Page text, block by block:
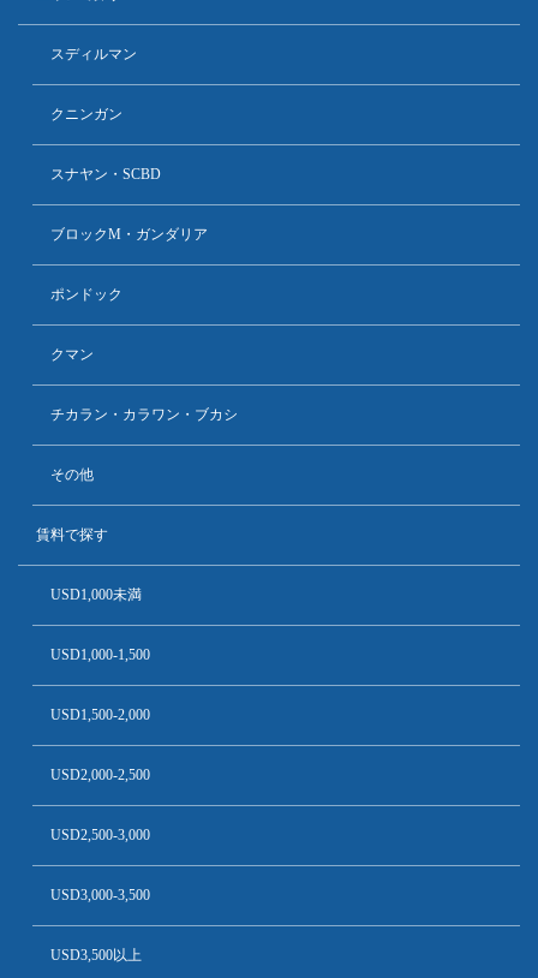
スディルマン
クニンガン
スナヤン・SCBD
ブロックM・ガンダリア
ポンドック
クマン
チカラン・カラワン・ブカシ
その他
賃料で探す
USD1,000未満
USD1,000-1,500
USD1,500-2,000
USD2,000-2,500
USD2,500-3,000
USD3,000-3,500
USD3,500以上